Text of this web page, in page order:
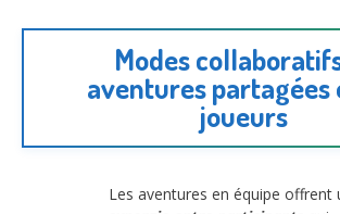
Modes
aventures partagées
joueurs
Les aventures en équipe offrent